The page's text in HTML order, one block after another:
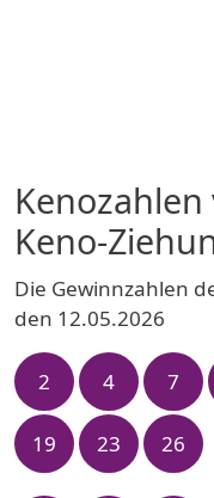
Kenozahlen
Keno-
Die Gewinnzahlen
den 12.05.2026
2 4 7
19 23 26